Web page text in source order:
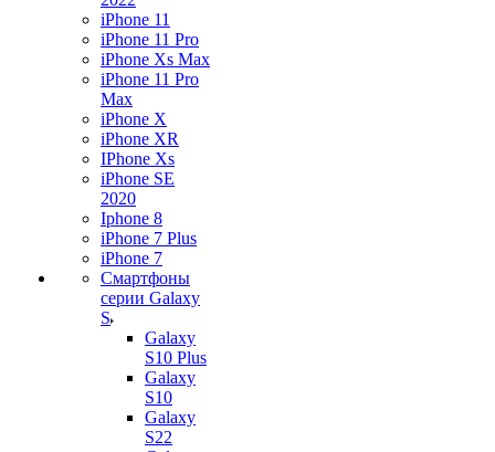
iPhone 11
iPhone 11 Pro
iPhone Xs Max
iPhone 11 Pro
Max
iPhone X
iPhone XR
IPhone Xs
iPhone SE
2020
Iphone 8
iPhone 7 Plus
iPhone 7
Смартфоны
серии Galaxy
S
Galaxy
S10 Plus
Galaxy
S10
Galaxy
S22